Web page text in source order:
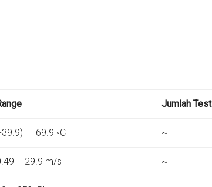
Jumlah Test
39.9) – 69.9 ◦C ~
– 29.9 m/s ~